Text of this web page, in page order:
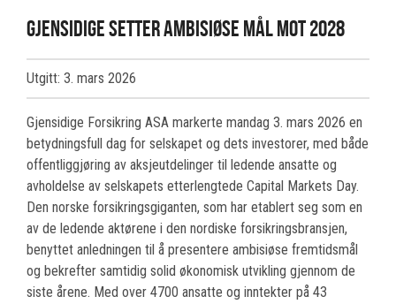
Gjensidige setter ambisiøse mål mot 2028
Utgitt: 3. mars 2026
Gjensidige Forsikring ASA markerte mandag 3. mars 2026 en
betydningsfull dag for selskapet og dets investorer, med både
offentliggjøring av aksjeutdelinger til ledende ansatte og
avholdelse av selskapets etterlengtede Capital Markets Day.
Den norske forsikringsgiganten, som har etablert seg som en
av de ledende aktørene i den nordiske forsikringsbransjen,
benyttet anledningen til å presentere ambisiøse fremtidsmål
og bekrefter samtidig solid økonomisk utvikling gjennom de
siste årene. Med over 4700 ansatte og inntekter på 43